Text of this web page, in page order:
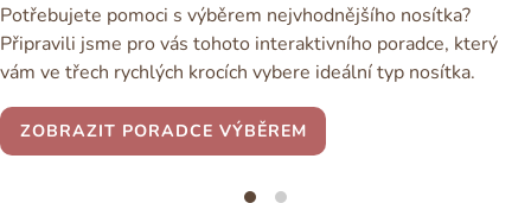
Potřebujete pomoci s výběrem nejvhodnějšího nosítka?
Připravili jsme pro vás tohoto interaktivního poradce, který
vám ve třech rychlých krocích vybere ideální typ nosítka.
ZOBRAZIT PORADCE VÝBĚREM